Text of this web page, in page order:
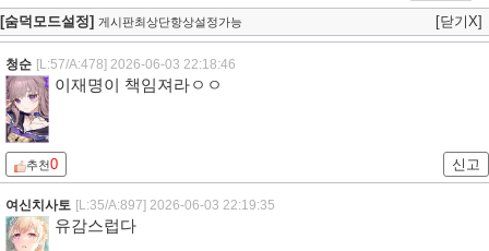
[숨덕모드설정] 게시판최상단항상설정가능 [닫기X]
청순 [L:57/A:478] 2026-06-03 22:18:46
이재명이 책임져라ㅇㅇ
추천0 신고
여신치사토 [L:35/A:897] 2026-06-03 22:19:35
유감스럽다